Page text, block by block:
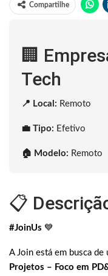
Compartilhe
🏢
Tech
📍 Local: Remoto
💼 Tipo: Efetivo
🏠 Modelo: Remoto
📋
#JoinUs 💙
A Join está em busca de
Projetos – Foco em